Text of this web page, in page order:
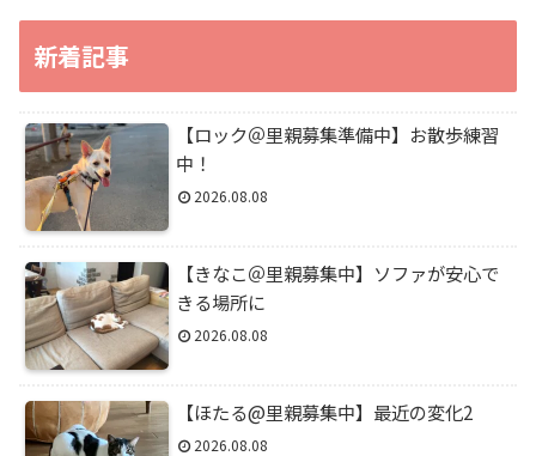
新着記事
【ロック＠里親募集準備中】お散歩練習
中！
2026.08.08
【きなこ＠里親募集中】ソファが安心で
きる場所に
2026.08.08
【ほたる@里親募集中】最近の変化2
2026.08.08